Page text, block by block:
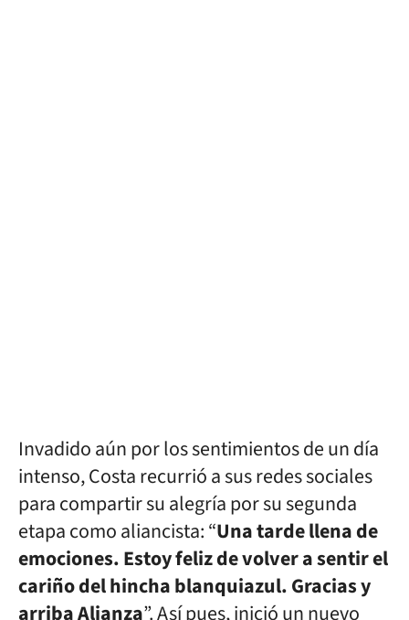
Invadido aún por los sentimientos de un día
intenso, Costa recurrió a sus redes sociales
para compartir su alegría por su segunda
etapa como aliancista: “Una tarde llena de
emociones. Estoy feliz de volver a sentir el
cariño del hincha blanquiazul. Gracias y
arriba Alianza”. Así pues, inició un nuevo